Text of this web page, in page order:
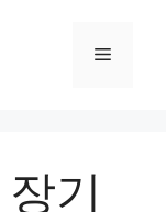
메
기